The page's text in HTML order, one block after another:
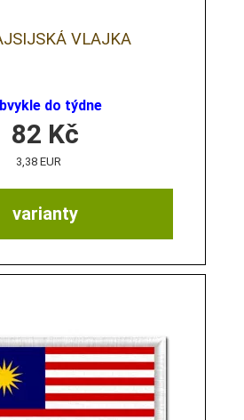
VLAJKA
do týdne
varianty
82 Kč
3,38 EUR